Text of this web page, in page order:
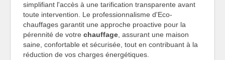
simplifiant l'accès à une tarification transparente avant
toute intervention. Le professionnalisme d'Eco-
chauffages garantit une approche proactive pour la
pérennité de votre chauffage , assurant une maison
saine, confortable et sécurisée, tout en contribuant à la
réduction de vos charges énergétiques.